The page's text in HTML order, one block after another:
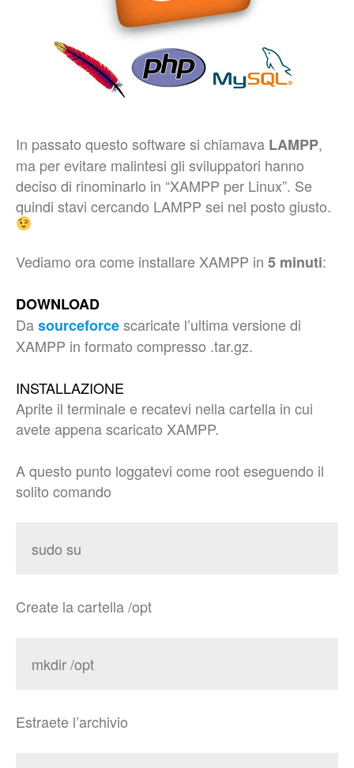
In passato questo software si chiamava LAMPP,
ma per evitare malintesi gli sviluppatori hanno
deciso di rinominarlo in “XAMPP per Linux”. Se
quindi stavi cercando LAMPP sei nel posto giusto.
Vediamo ora come installare XAMPP in 5 minuti:
DOWNLOAD
Dasourceforcescaricate l’ultima versione di
XAMPP in formato compresso .tar.gz.
INSTALLAZIONE
Aprite il terminale e recatevi nella cartella in cui
avete appena scaricato XAMPP.
A questo punto loggatevi come root eseguendo il
solito comando
sudo su
Create la cartella /opt
mkdir /opt
Estraete l’archivio